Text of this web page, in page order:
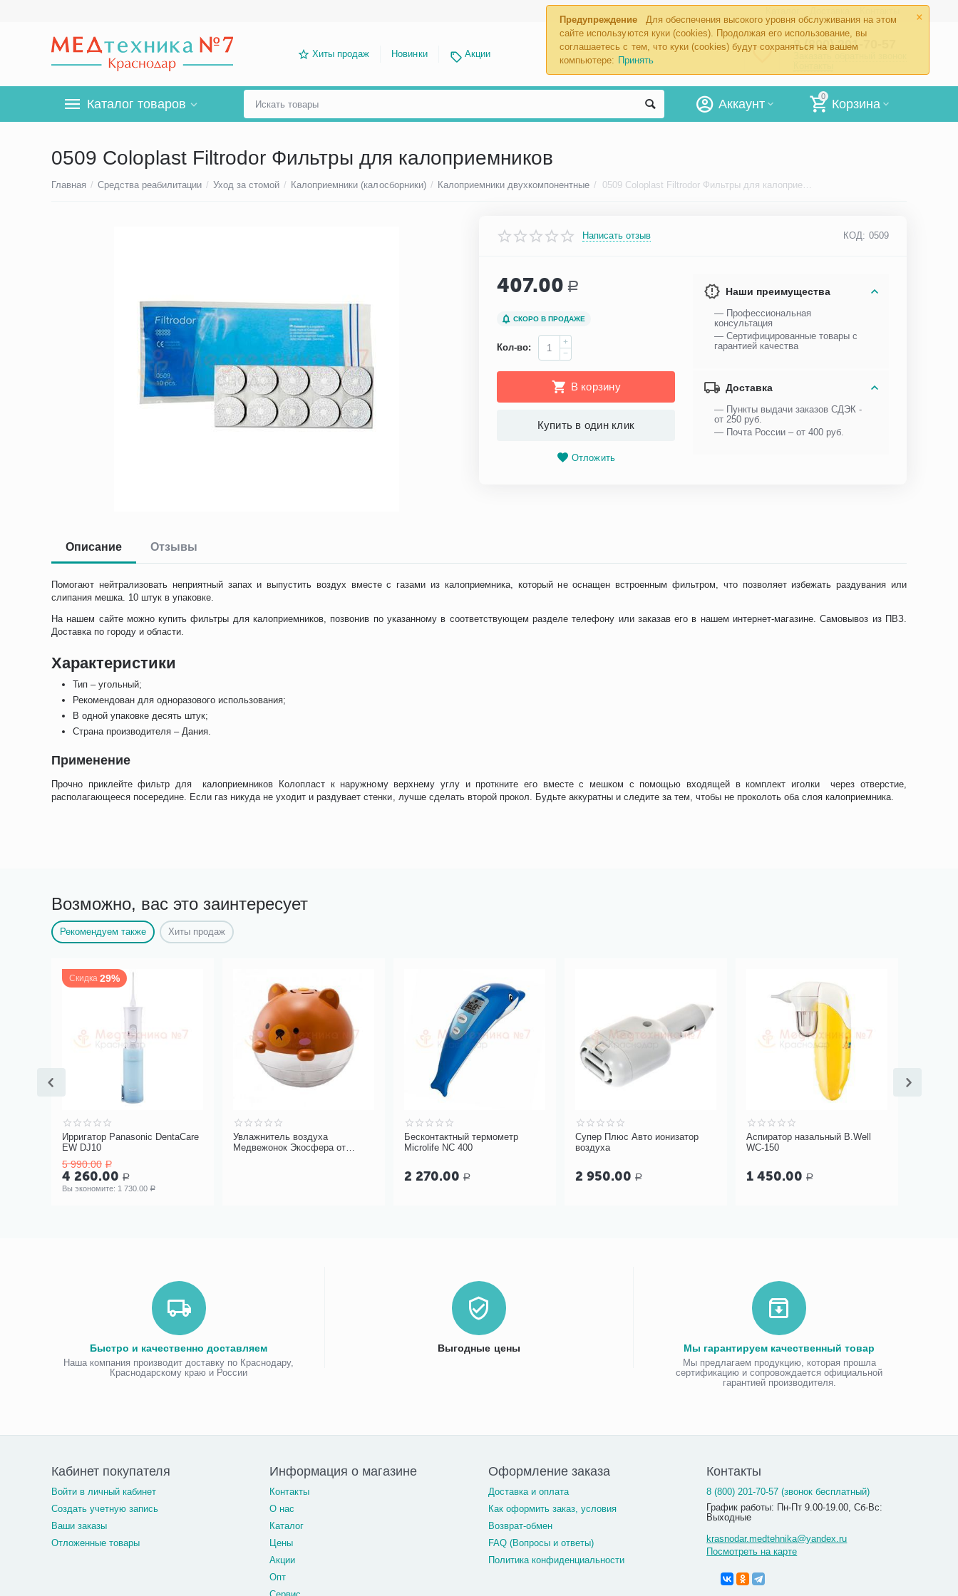
×
Предупреждение
Для обеспечения высокого уровня обслуживания на этом
сайте используются куки (cookies). Продолжая его использование, вы
соглашаетесь с тем, что куки (cookies) будут сохраняться на вашем
компьютере: Принять
Хиты продаж Новинки Акции
8 (800) 201-70-57
Каталог товаров
0
Корзина
Аккаунт
0509 Coloplast Filtrodor Фильтры для калоприемников
Главная / Средства реабилитации / Уход за стомой / Калоприемники (калосборники) / Калоприемники двухкомпонентные / 0509 Coloplast Filtrodor Фильтры для калоприемников
Написать отзыв КОД: 0509
407.00 Р
СКОРО В ПРОДАЖЕ
Кол-во:
+
−
В корзину
Купить в один клик
Отложить
Наши преимущества
— Профессиональная
консультация
— Сертифицированные товары с
гарантией качества
Доставка
— Пункты выдачи заказов СДЭК -
от 250 руб.
— Почта России – от 400 руб.
Описание Отзывы
Помогают нейтрализовать неприятный запах и выпустить воздух вместе с газами из калоприемника, который не оснащен встроенным фильтром, что позволяет избежать раздувания или
слипания мешка. 10 штук в упаковке.
На нашем сайте можно купить фильтры для калоприемников, позвонив по указанному в соответствующем разделе телефону или заказав его в нашем интернет-магазине. Самовывоз из ПВЗ.
Доставка по городу и области.
Характеристики
Тип – угольный;
Рекомендован для одноразового использования;
В одной упаковке десять штук;
Страна производителя – Дания.
Применение
Прочно приклейте фильтр для калоприемников Колопласт к наружному верхнему углу и проткните его вместе с мешком с помощью входящей в комплект иголки через отверстие,
располагающееся посередине. Если газ никуда не уходит и раздувает стенки, лучше сделать второй прокол. Будьте аккуратны и следите за тем, чтобы не проколоть оба слоя калоприемника.
Возможно, вас это заинтересует
Рекомендуем также Хиты продаж
Скидка 29%
Ирригатор Panasonic DentaCare
EW DJ10
5 990.00 Р
4 260.00 Р
Вы экономите: 1 730.00 Р
Увлажнитель воздуха
Медвежонок Экосфера от
Бесконтактный термометр
Microlife NC 400
2 270.00 Р
Супер Плюс Авто ионизатор
воздуха
2 950.00 Р
Аспиратор назальный B.Well
WC-150
1 450.00 Р
Быстро и качественно доставляем
Наша компания производит доставку по Краснодару,
Краснодарскому краю и России
Выгодные цены Мы гарантируем качественный товар
Мы предлагаем продукцию, которая прошла
сертификацию и сопровождается официальной
гарантией производителя.
Кабинет покупателя
Войти в личный кабинет
Создать учетную запись
Ваши заказы
Отложенные товары
Информация о магазине
Контакты
О нас
Каталог
Цены
Акции
Опт
Оформление заказа
Доставка и оплата
Как оформить заказ, условия
Возврат-обмен
FAQ (Вопросы и ответы)
Политика конфиденциальности
Контакты
8 (800) 201-70-57 (звонок бесплатный)
График работы: Пн-Пт 9.00-19.00, Сб-Вс:
Выходные
krasnodar.medtehnika@yandex.ru
Посмотреть на карте